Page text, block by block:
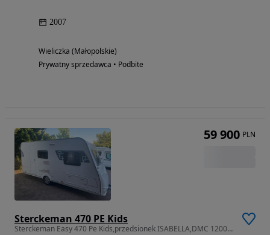
2007
Wieliczka (Małopolskie)
Prywatny sprzedawca • Podbite
Sterckeman 470 PE Kids
Sterckeman Easy 470 Pe Kids,przedsionek ISABELLA,DMC 1200 kg. POLSKA
59 900 PLN